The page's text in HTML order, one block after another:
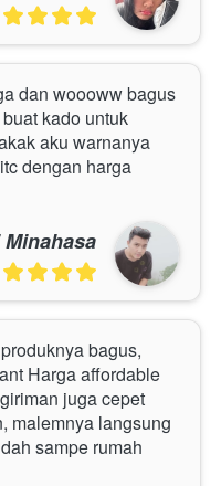
dan woooww bagus
kado untuk
aku warnanya
dengan harga
bagus,
Harga affordable
juga cepet
malemnya langsung
sampe rumah